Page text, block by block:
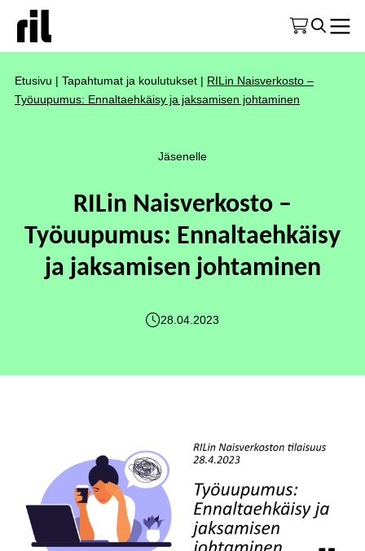
Etusivu | Tapahtumat ja koulutukset | RILin Naisverkosto –
Työuupumus: Ennaltaehkäisy ja jaksamisen johtaminen
Jäsenelle
RILin Naisverkosto –
Työuupumus: Ennaltaehkäisy
ja jaksamisen johtaminen
28.04.2023